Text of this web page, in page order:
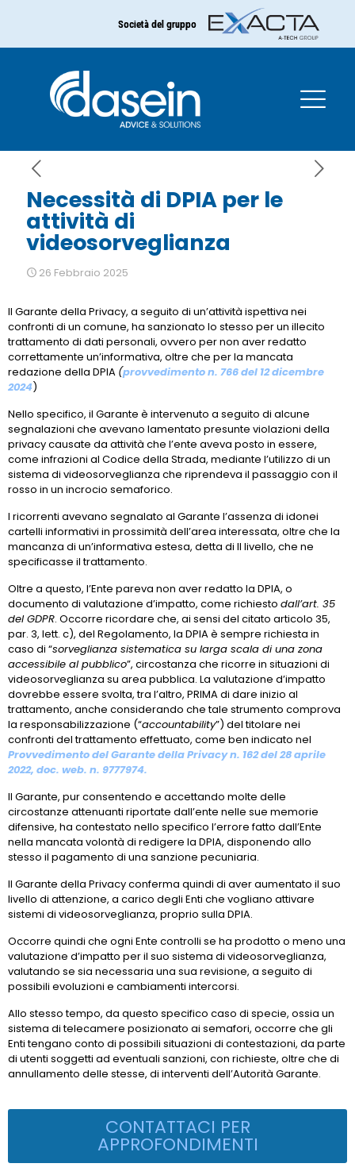
Società del gruppo
Necessità di DPIA per le
videosorveglianza
Necessità di DPIA per le
attività di
videosorveglianza
26 Febbraio 2025
Il Garante della Privacy, a seguito di un’attività ispettiva nei
confronti di un comune, ha sanzionato lo stesso per un illecito
trattamento di dati personali, ovvero per non aver redatto
correttamente un’informativa, oltre che per la mancata
redazione della DPIA (provvedimento n. 766 del 12 dicembre
2024)
Nello specifico, il Garante è intervenuto a seguito di alcune
segnalazioni che avevano lamentato presunte violazioni della
privacy causate da attività che l’ente aveva posto in essere,
come infrazioni al Codice della Strada, mediante l’utilizzo di un
sistema di videosorveglianza che riprendeva il passaggio con il
rosso in un incrocio semaforico.
I ricorrenti avevano segnalato al Garante l’assenza di idonei
cartelli informativi in prossimità dell’area interessata, oltre che la
mancanza di un’informativa estesa, detta di II livello, che ne
specificasse il trattamento.
Oltre a questo, l’Ente pareva non aver redatto la DPIA, o
documento di valutazione d’impatto, come richiesto dall’art. 35
del GDPR. Occorre ricordare che, ai sensi del citato articolo 35,
par. 3, lett. c), del Regolamento, la DPIA è sempre richiesta in
caso di “sorveglianza sistematica su larga scala di una zona
accessibile al pubblico”, circostanza che ricorre in situazioni di
videosorveglianza su area pubblica. La valutazione d’impatto
dovrebbe essere svolta, tra l’altro, PRIMA di dare inizio al
trattamento, anche considerando che tale strumento comprova
la responsabilizzazione (“accountability”) del titolare nei
confronti del trattamento effettuato, come ben indicato nel
Provvedimento del Garante della Privacy n. 162 del 28 aprile
2022, doc. web. n. 9777974.
Il Garante, pur consentendo e accettando molte delle
circostanze attenuanti riportate dall’ente nelle sue memorie
difensive, ha contestato nello specifico l’errore fatto dall’Ente
nella mancata volontà di redigere la DPIA, disponendo allo
stesso il pagamento di una sanzione pecuniaria.
Il Garante della Privacy conferma quindi di aver aumentato il suo
livello di attenzione, a carico degli Enti che vogliano attivare
sistemi di videosorveglianza, proprio sulla DPIA.
Occorre quindi che ogni Ente controlli se ha prodotto o meno una
valutazione d’impatto per il suo sistema di videosorveglianza,
valutando se sia necessaria una sua revisione, a seguito di
possibili evoluzioni e cambiamenti intercorsi.
Allo stesso tempo, da questo specifico caso di specie, ossia un
sistema di telecamere posizionato ai semafori, occorre che gli
Enti tengano conto di possibili situazioni di contestazioni, da parte
di utenti soggetti ad eventuali sanzioni, con richieste, oltre che di
annullamento delle stesse, di interventi dell’Autorità Garante.
CONTATTACI PER
APPROFONDIMENTI